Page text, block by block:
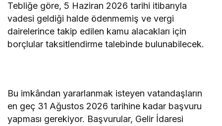
Tebliğe göre, 5 Haziran 2026 tarihi itibarıyla
vadesi geldiği halde ödenmemiş ve vergi
dairelerince takip edilen kamu alacakları için
borçlular taksitlendirme talebinde bulunabilecek.
Bu imkândan yararlanmak isteyen vatandaşların
en geç 31 Ağustos 2026 tarihine kadar başvuru
yapması gerekiyor. Başvurular, Gelir İdaresi